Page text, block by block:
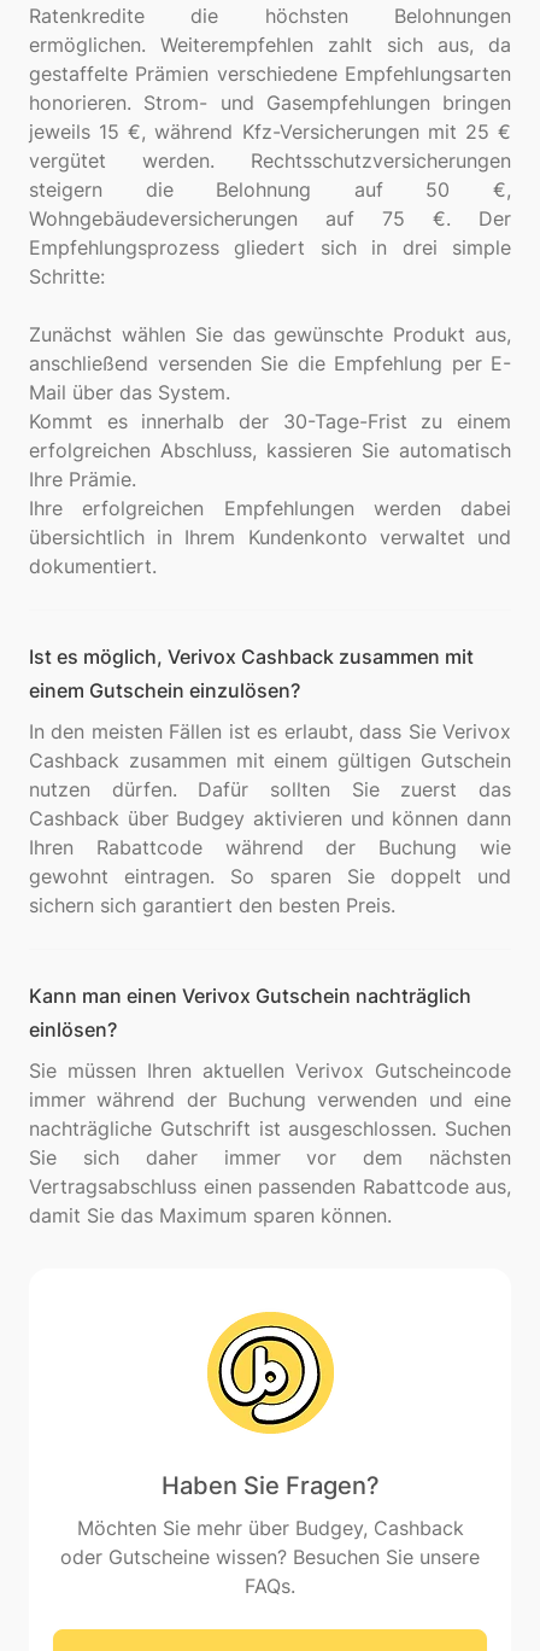
Ratenkredite die höchsten Belohnungen
ermöglichen. Weiterempfehlen zahlt sich aus, da
gestaffelte Prämien verschiedene Empfehlungsarten
honorieren. Strom- und Gasempfehlungen bringen
jeweils 15 €, während Kfz-Versicherungen mit 25 €
vergütet werden. Rechtsschutzversicherungen
steigern die Belohnung auf 50 €,
Wohngebäudeversicherungen auf 75 €. Der
Empfehlungsprozess gliedert sich in drei simple
Schritte:
Zunächst wählen Sie das gewünschte Produkt aus,
anschließend versenden Sie die Empfehlung per E-
Mail über das System.
Kommt es innerhalb der 30-Tage-Frist zu einem
erfolgreichen Abschluss, kassieren Sie automatisch
Ihre Prämie.
Ihre erfolgreichen Empfehlungen werden dabei
übersichtlich in Ihrem Kundenkonto verwaltet und
Ist es möglich, Verivox Cashback zusammen mit
einem Gutschein einzulösen?
In den meisten Fällen ist es erlaubt, dass Sie Verivox
Cashback zusammen mit einem gültigen Gutschein
nutzen dürfen. Dafür sollten Sie zuerst das
Cashback über Budgey aktivieren und können dann
Ihren Rabattcode während der Buchung wie
gewohnt eintragen. So sparen Sie doppelt und
Kann man einen Verivox Gutschein nachträglich
einlösen?
Sie müssen Ihren aktuellen Verivox Gutscheincode
immer während der Buchung verwenden und eine
nachträgliche Gutschrift ist ausgeschlossen. Suchen
Sie sich daher immer vor dem nächsten
Vertragsabschluss einen passenden Rabattcode aus,
Haben Sie Fragen?
Möchten Sie mehr über Budgey, Cashback
oder Gutscheine wissen? Besuchen Sie unsere
FAQs.